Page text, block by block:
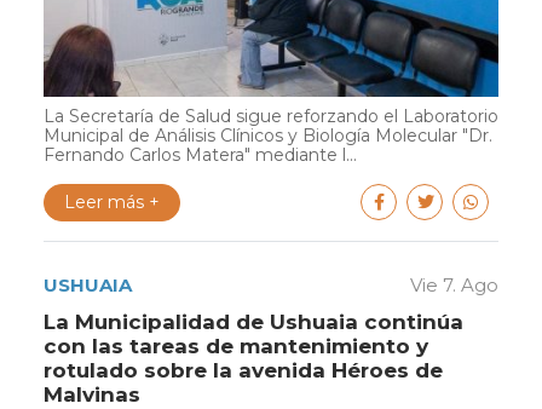
La Secretaría de Salud sigue reforzando el Laboratorio
Municipal de Análisis Clínicos y Biología Molecular "Dr.
Fernando Carlos Matera" mediante l...
Leer más +
USHUAIA Vie 7. Ago
La Municipalidad de Ushuaia continúa
con las tareas de mantenimiento y
rotulado sobre la avenida Héroes de
Malvinas